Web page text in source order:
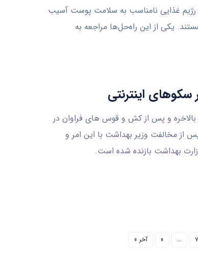
رژیم غذایی نامناسب به سلامت پوست آسیب
یکی از این راه‌حل‌ها مراجعه به
سکوهای اینترنتی
بالاخره و پس از کش و قوس های فراوان در
از مخالفت وزیر بهداشت با این امر و
بهداشت بازنده شده است.
...
» آخر »